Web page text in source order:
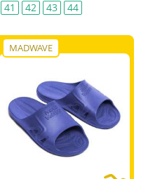
41
42 43 44
MADWAVE